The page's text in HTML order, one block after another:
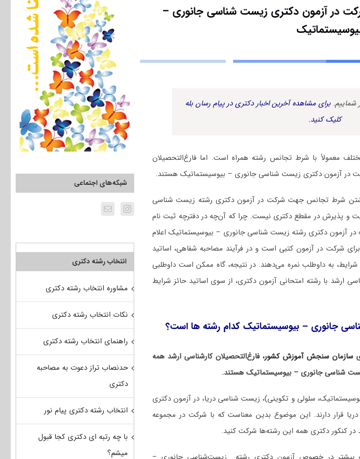
در آزمون دکتری زیست ‌شناسی جانوری –
شماییم. برای مشاهده آخرین اخبار دکتری در پیام رسان بله
کلیک کنید.
معمولاً با شرط تجانس رشته همراه است. اما فارغ‌التحصیلان
در آزمون دکتری زیست ‌شناسی جانوری – بیوسیستماتیک هستند.
شرط تجانس جهت شرکت در آزمون دکتری رشته زیست ‌شناسی
و پذیرش در مقطع دکتری نیست. چرا که آن‌چه در دفترچه ثبت نام
آزمون دکتری رشته زیست ‌شناسی جانوری – بیوسیستماتیک اعلام
شرکت در آزمون کتبی است و در فرآیند مصاحبه شفاهی، اساتید
به داوطلب نمره می‌دهند. در نتیجه، گاه ممکن است داوطلبی
ارشد با رشته امتحانی آزمون دکتری، از سوی اساتید حائز شرایط
جانوری – بیوسیستماتیک کدام رشته ها است؟
سازمان سنجش آموزش کشور، فارغ‌التحصیلان کارشناسی ارشد همه
‌شناسی جانوری – بیوسیستماتیک هستند.
سلولی و تکوینی)، زیست شناسی دریا، در آزمون دکتری
قرار دارند. این موضوع بدین معناست که با شرکت در مجموعه
کنکور دکتری همه این رشته‌ها شرکت کنید.
شبکه‌های اجتماعی
انتخاب رشته دکتری
مشاوره انتخاب رشته دکتری
نکات انتخاب رشته دکتری
راهنمای انتخاب رشته دکتری
حدنصاب تراز دعوت به مصاحبه
دکتری
انتخاب رشته دکتری پیام نور
با چه رتبه ای دکتری کجا قبول
میشم؟